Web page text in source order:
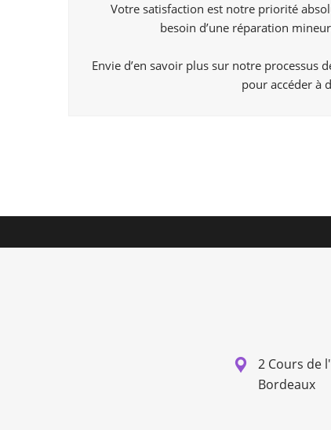
Votre satisfaction est notre priorité
besoin d’une réparation
Envie d’en savoir plus sur notre processus
pour accéder à
2 Cours de
Bordeaux